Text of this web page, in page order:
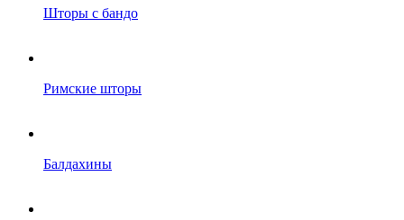
Шторы с бандо
Римские шторы
Балдахины